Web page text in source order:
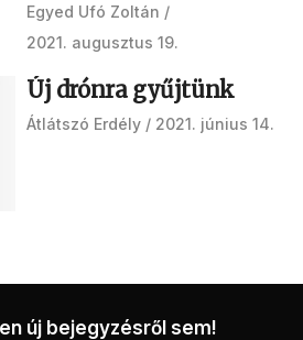
Egyed Ufó Zoltán
2021. augusztus 19.
Új drónra gyűjtünk
Átlátszó Erdély 2021. június 14.
új bejegyzésről sem!